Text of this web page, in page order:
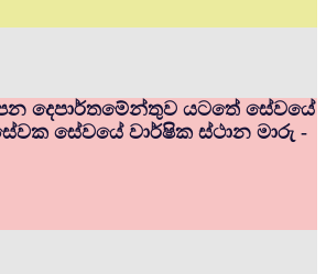
දෙපාර්තමේන්තුව යටතේ සේවයේ
සේවයේ වාර්ෂික ස්ථාන මාරු -